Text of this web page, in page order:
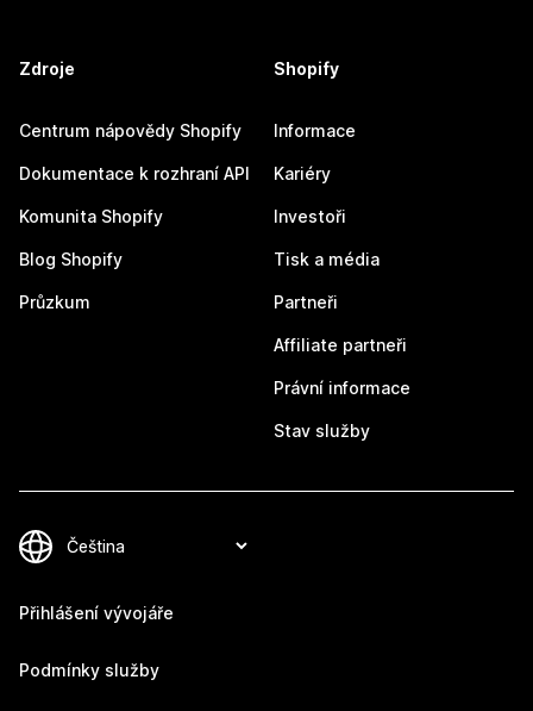
Zdroje
Centrum nápovědy Shopify
Dokumentace k rozhraní API
Komunita Shopify
Blog Shopify
Průzkum
Shopify
Informace
Kariéry
Investoři
Tisk a média
Partneři
Affiliate partneři
Právní informace
Stav služby
Přihlášení vývojáře
Podmínky služby